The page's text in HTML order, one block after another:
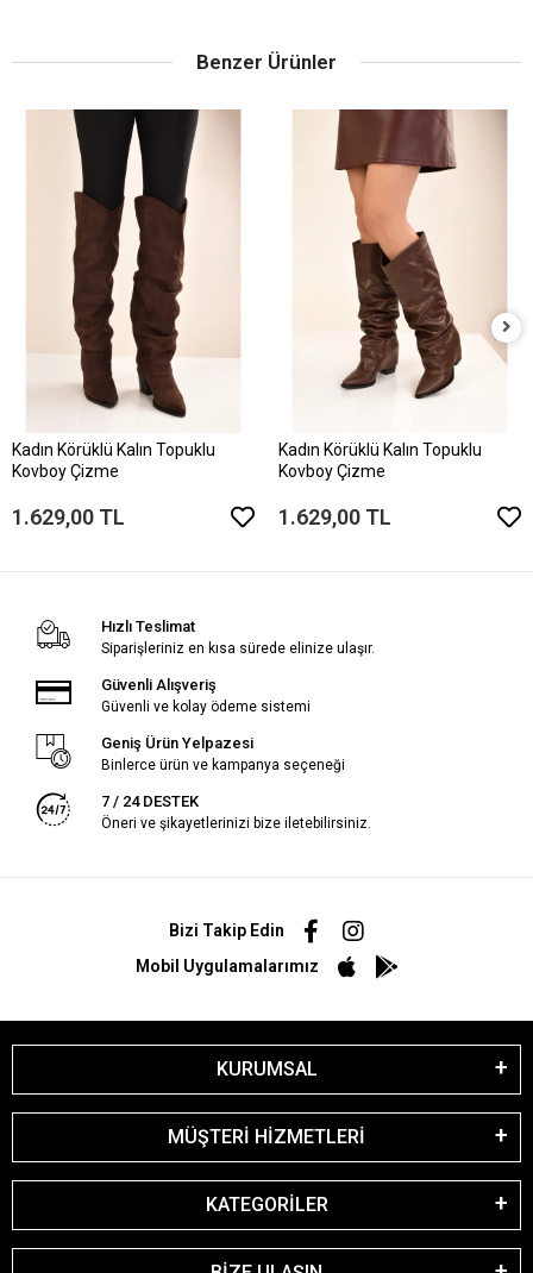
Benzer Ürünler
Kadın Körüklü Kalın Topuklu
Kovboy Çizme
1.629,00 TL
Kadın Körüklü Kalın Topuklu
Kovboy Çizme
1.629,00 TL
Hızlı Teslimat
Siparişleriniz en kısa sürede elinize ulaşır.
Güvenli Alışveriş
Güvenli ve kolay ödeme sistemi
Geniş Ürün Yelpazesi
Binlerce ürün ve kampanya seçeneği
7 / 24 DESTEK
Öneri ve şikayetlerinizi bize iletebilirsiniz.
Bizi Takip Edin
Mobil Uygulamalarımız
KURUMSAL
MÜŞTERİ HİZMETLERİ
KATEGORİLER